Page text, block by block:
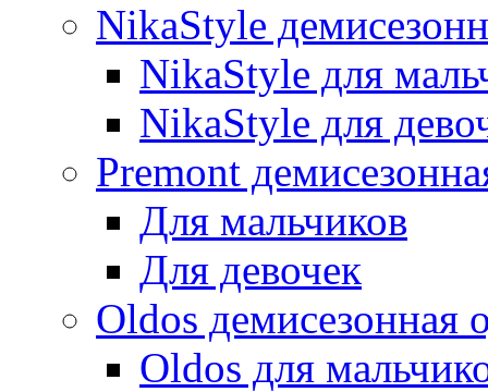
NikaStyle
NikaStyle для
NikaStyle для
Premont
Для мальчиков
Для девочек
Oldos демисезонная
Oldos для